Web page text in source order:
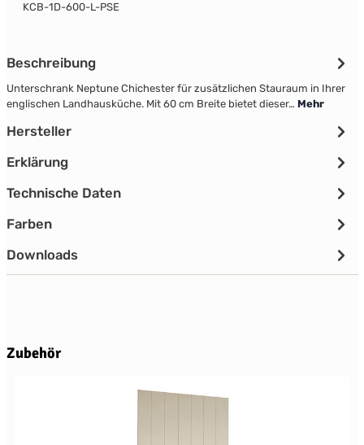
KCB-1D-600-L-PSE
Beschreibung
Unterschrank Neptune Chichester für zusätzlichen Stauraum in Ihrer
englischen Landhausküche. Mit 60 cm Breite bietet dieser… Mehr
Hersteller
Erklärung
Technische Daten
Farben
Downloads
Produktgalerie überspringen
Zubehör